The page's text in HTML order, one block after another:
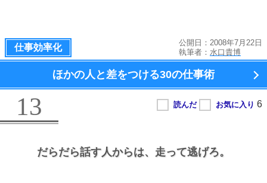
仕事効率化
公開日：2008年7月22日
執筆者： 水口貴博
ほかの人と差をつける30の仕事術
13
だらだら話す人からは、 走って逃げろ。